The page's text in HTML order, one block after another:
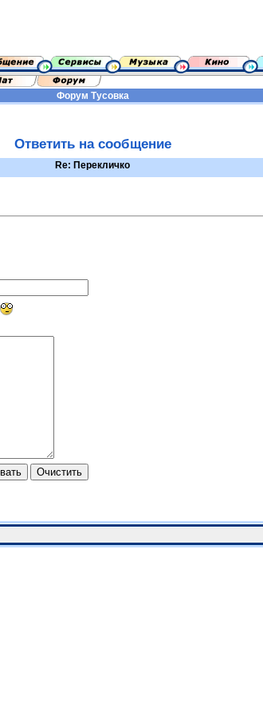
Форум Тусовка
Ответить на сообщение
Re: Перекличко